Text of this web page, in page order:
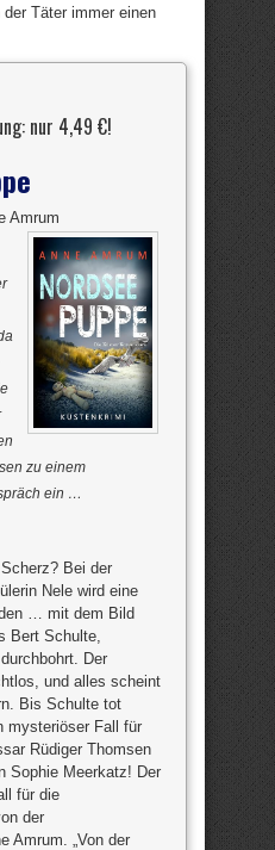
Täter immer einen
nur 4,49 €!
Amrum
zu einem
ein …
Bei der
Nele wird eine
… mit dem Bild
Bert Schulte,
Der
und alles scheint
Bis Schulte tot
mysteriöser Fall für
Rüdiger Thomsen
Sophie Meerkatz! Der
für die
der
Amrum. „Von der